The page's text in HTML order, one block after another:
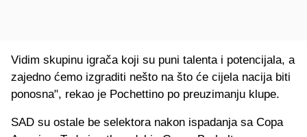
Vidim skupinu igrača koji su puni talenta i potencijala, a
zajedno ćemo izgraditi nešto na što će cijela nacija biti
ponosna", rekao je Pochettino po preuzimanju klupe.
SAD su ostale be selektora nakon ispadanja sa Copa